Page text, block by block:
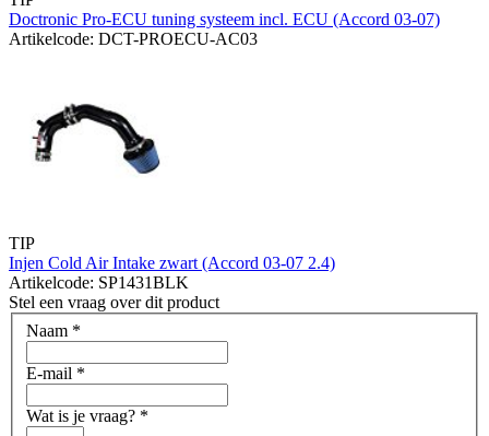
Doctronic Pro-ECU tuning systeem incl. ECU (Accord 03-07)
Artikelcode: DCT-PROECU-AC03
TIP
Injen Cold Air Intake zwart (Accord 03-07 2.4)
Artikelcode: SP1431BLK
Stel een vraag over dit product
Naam *
E-mail *
Wat is je vraag? *